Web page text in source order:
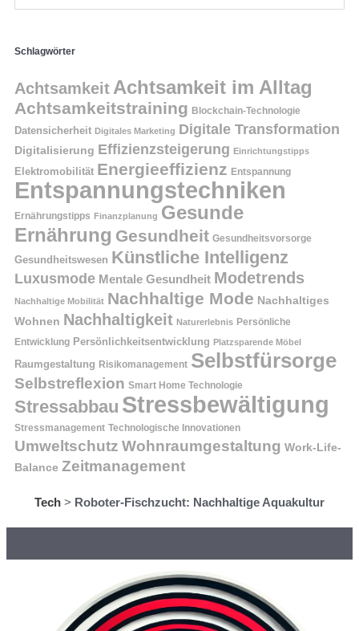
Schlagwörter
Achtsamkeit Achtsamkeit im Alltag
Achtsamkeitstraining Blockchain-Technologie
Datensicherheit Digitales Marketing Digitale Transformation
Digitalisierung Effizienzsteigerung Einrichtungstipps
Elektromobilität Energieeffizienz Entspannung
Entspannungstechniken
Ernährungstipps Finanzplanung Gesunde
Ernährung Gesundheit Gesundheitsvorsorge
Gesundheitswesen Künstliche Intelligenz
Luxusmode Mentale Gesundheit Modetrends
Nachhaltige Mobilität Nachhaltige Mode Nachhaltiges
Wohnen Nachhaltigkeit Naturerlebnis Persönliche
Entwicklung Persönlichkeitsentwicklung Platzsparende Möbel
Raumgestaltung Risikomanagement Selbstfürsorge
Selbstreflexion Smart Home Technologie
Stressabbau Stressbewältigung
Stressmanagement Technologische Innovationen
Umweltschutz Wohnraumgestaltung Work-Life-
Balance Zeitmanagement
Tech > Roboter-Fischzucht: Nachhaltige Aquakultur